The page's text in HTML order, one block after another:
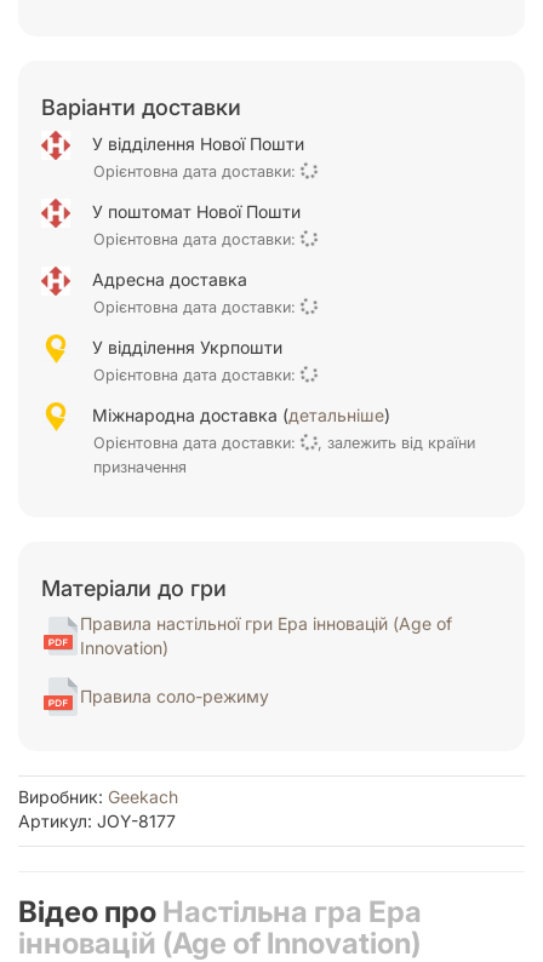
Варіанти доставки
У відділення Нової Пошти
Орієнтовна дата доставки:
У поштомат Нової Пошти
Орієнтовна дата доставки:
Адресна доставка
Орієнтовна дата доставки:
У відділення Укрпошти
Орієнтовна дата доставки:
Міжнародна доставка (детальніше)
Орієнтовна дата доставки:
, залежить від країни
призначення
Матеріали до гри
Правила настільної гри Ера інновацій (Age of
Innovation)
Правила соло-режиму
Виробник: Geekach
Артикул: JOY-8177
Відео про Настільна гра Ера
інновацій (Age of Innovation)